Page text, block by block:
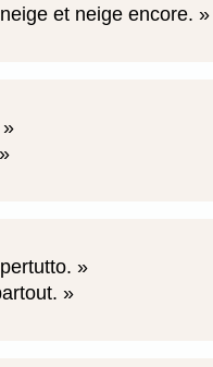
et neige encore.